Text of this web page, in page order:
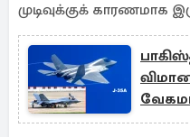
முடிவுக்குக் காரணமாக